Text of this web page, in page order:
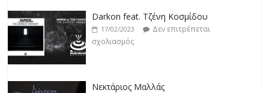
Darkon feat. Τζένη Κοσμίδου
17/02/2023
Δεν επιτρέπεται
σχολιασμός
Νεκτάριος Μαλλάς